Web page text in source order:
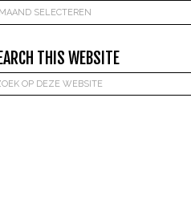
THIS WEBSITE